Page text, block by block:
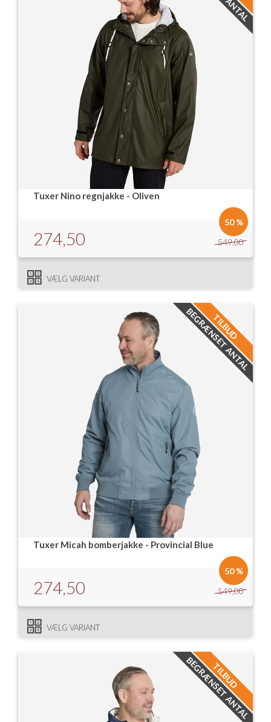
Isabella Opstillingsvejledninger
GPDR - Optagelse af foto og video
GPDR - KG Camping Kundeklub
Tuxer Nino regnjakke - Oliven
549,00
274,50
50 %
VÆLG VARIANT
Tuxer Micah bomberjakke - Provincial Blue
549,00
274,50
50 %
TILBUD
BEGRÆNSET ANTAL
VÆLG VARIANT
TILBUD
BEGRÆNSET ANTAL